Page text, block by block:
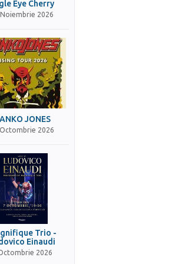
Eye Cherry
2026
JONES
2026
Trio -
Einaudi
2026